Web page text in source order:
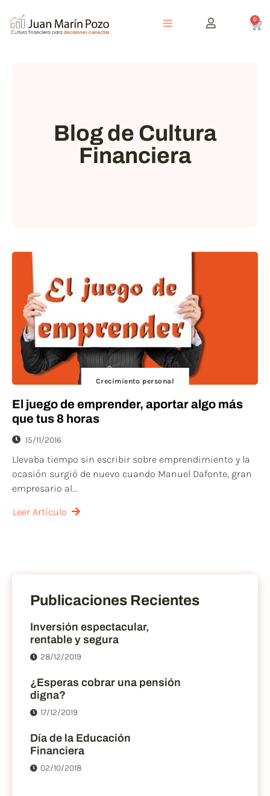
0
Blog de Cultura
Financiera
Crecimiento personal
El juego de emprender, aportar algo más
que tus 8 horas
15/11/2016
Llevaba tiempo sin escribir sobre emprendimiento y la
ocasión surgió de nuevo cuando Manuel Dafonte, gran
empresario al...
Leer Artículo
Publicaciones Recientes
Inversión espectacular,
rentable y segura
28/12/2019
¿Esperas cobrar una pensión
digna?
17/12/2019
Día de la Educación
Financiera
02/10/2018